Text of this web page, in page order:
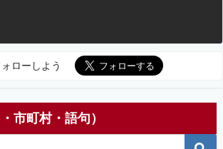
ローしよう
市町村・語句）